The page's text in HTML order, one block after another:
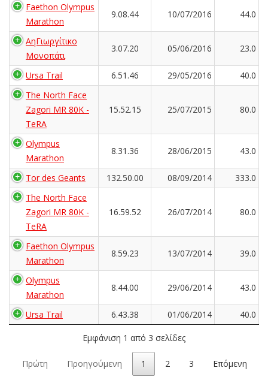
Faethon Olympus
Marathon
9.08.44 10/07/2016 44.0
ΑηΓιωργίτικο
Μονοπάτι
3.07.20 05/06/2016 23.0
Ursa Trail 6.51.46 29/05/2016
40.0
The North Face
Zagori MR 80K -
TeRA
15.52.15 25/07/2015 80.0
Olympus
Marathon
8.31.36 28/06/2015 43.0
Tor des Geants 132.50.00 08/09/2014
333.0
The North Face
Zagori MR 80K -
TeRA
16.59.52 26/07/2014 80.0
Faethon Olympus
Marathon
8.59.23 13/07/2014 39.0
Olympus
Marathon
8.44.00 29/06/2014 43.0
Ursa Trail 6.43.38 01/06/2014 40.0
Εμφάνιση 1 από 3 σελίδες
Πρώτη Προηγούμενη 1 2 3 Επόμενη